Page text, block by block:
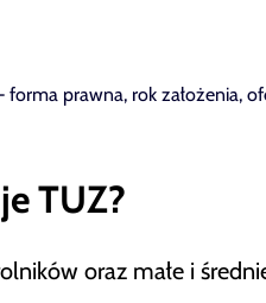
forma prawna, rok założenia,
TUZ?
oraz małe i